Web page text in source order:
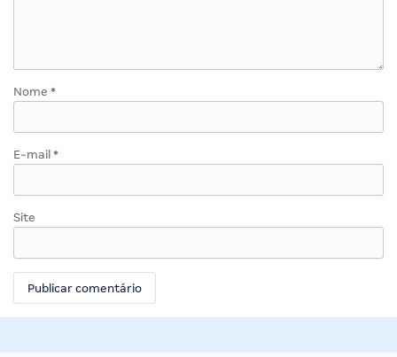
Nome *
E-mail *
Site